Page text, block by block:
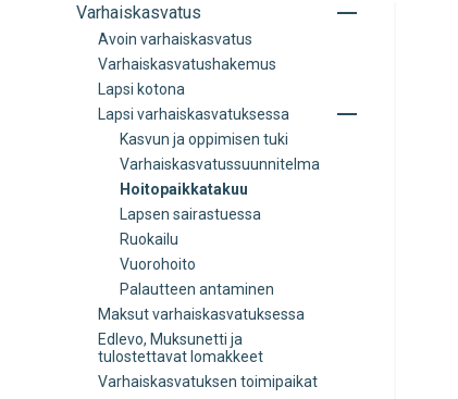
Varhaiskasvatus
Avaa
Avoin varhaiskasvatus
Varhaiskasvatushakemus
Lapsi kotona
Lapsi varhaiskasvatuksessa
Avaa
alavalikko
Kasvun ja oppimisen tuki
Varhaiskasvatussuunnitelma
Hoitopaikkatakuu
Lapsen sairastuessa
Ruokailu
Vuorohoito
Palautteen antaminen
Maksut varhaiskasvatuksessa
Edlevo, Muksunetti ja
tulostettavat lomakkeet
Varhaiskasvatuksen toimipaikat